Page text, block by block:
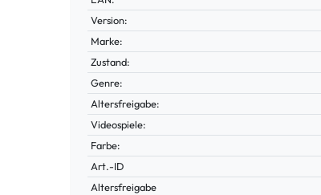
Merkmal
Version:
Marke:
Zustand:
Genre:
Altersfreigabe:
Videospiele:
Farbe:
Technisches
Merkmal
Wert
Art.-ID
Altersfreigabe